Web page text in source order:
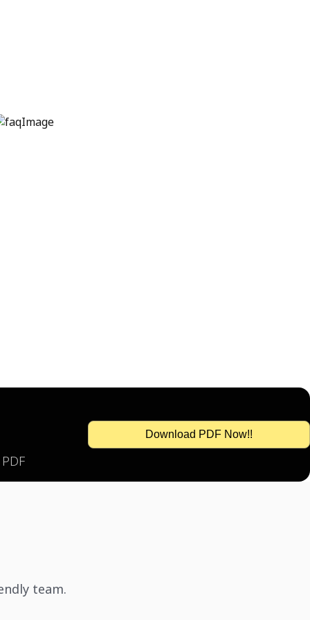
Download PDF Now!!
team.